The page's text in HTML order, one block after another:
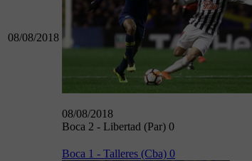
08/08/2018
08/08/2018
Boca 2 - Libertad (Par) 0
Boca 1 - Talleres (Cba) 0